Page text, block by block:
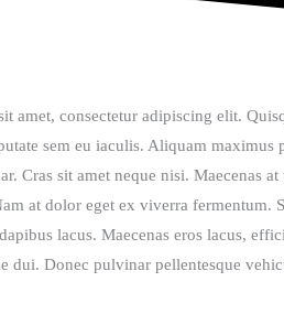
amet, consectetur adipiscing elit.
sem eu iaculis. Aliquam maximus
Cras sit amet neque nisi. Maecenas
at dolor eget ex viverra fermentum.
lacus. Maecenas eros lacus,
dui. Donec pulvinar pellentesque